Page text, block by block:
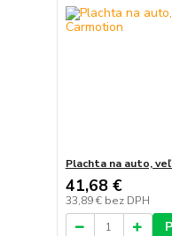
Plachta na auto,
41,68 €
33,89 € bez DPH